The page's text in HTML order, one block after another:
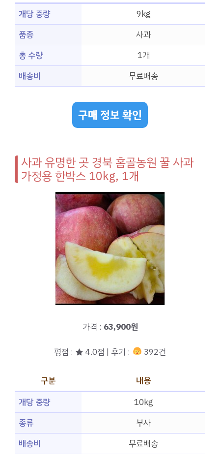
개당 중량
9kg
품종
사과
총 수량
1개
배송비
무료배송
구매 정보 확인
사과 유명한 곳 경북 홈골농원 꿀 사과
가정용 한박스 10kg, 1개
가격 : 63,900원
평점 : ★ 4.0점 | 후기 : 392건
구분
내용
개당 중량
10kg
종류
부사
배송비
무료배송